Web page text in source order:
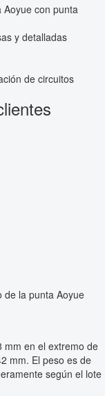
Aoyue con punta
y detalladas
de circuitos
de la punta Aoyue
mm en el extremo de
mm. El peso es de
según el lote